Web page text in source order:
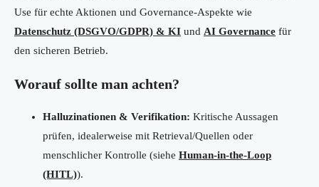
Use für echte Aktionen und Governance-Aspekte wie
Datenschutz (DSGVO/GDPR) & KI und AI Governance für
den sicheren Betrieb.
Worauf sollte man achten?
Halluzinationen & Verifikation: Kritische Aussagen
prüfen, idealerweise mit Retrieval/Quellen oder
menschlicher Kontrolle (siehe Human-in-the-Loop
(HITL)).